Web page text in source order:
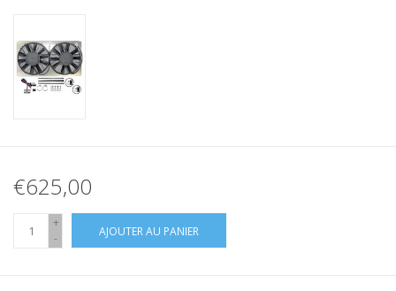
€625,00
+
-
AJOUTER AU PANIER